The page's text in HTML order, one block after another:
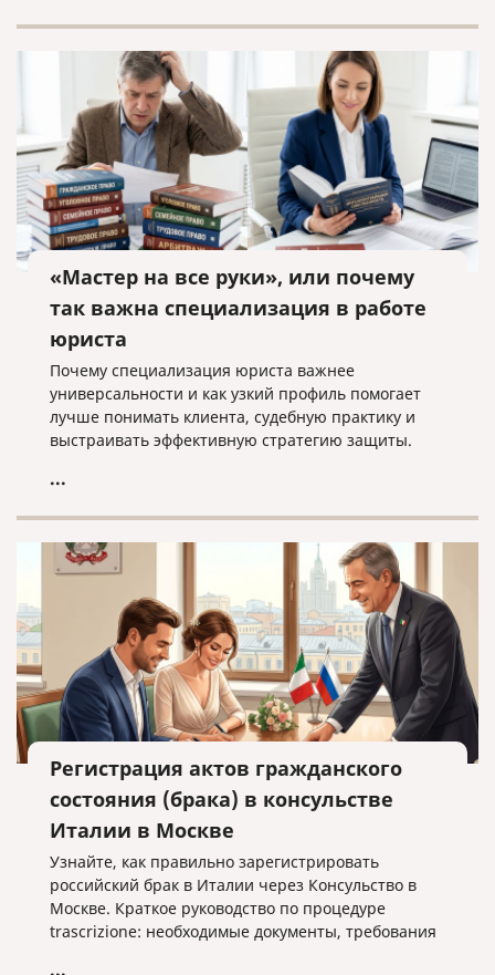
«Мастер на все руки», или почему
так важна специализация в работе
юриста
Почему специализация юриста важнее
универсальности и как узкий профиль помогает
лучше понимать клиента, судебную практику и
выстраивать эффективную стратегию защиты.
...
Регистрация актов гражданского
состояния (брака) в консульстве
Италии в Москве
Узнайте, как правильно зарегистрировать
российский брак в Италии через Консульство в
Москве. Краткое руководство по процедуре
trascrizione: необходимые документы, требования
...